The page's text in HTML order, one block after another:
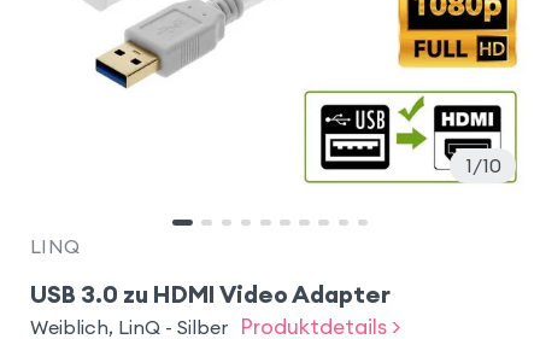
1 10
LINQ
USB 3.0 zu HDMI Video Adapter
Weiblich, LinQ - Silber Produktdetails >